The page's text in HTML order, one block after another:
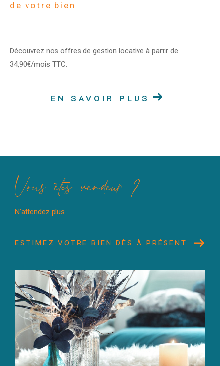
de votre bien
Découvrez nos offres de gestion locative à partir de
34,90€/mois TTC.
EN SAVOIR PLUS
Vous êtes vendeur ?
N'attendez plus
ESTIMEZ VOTRE BIEN DÈS À PRÉSENT